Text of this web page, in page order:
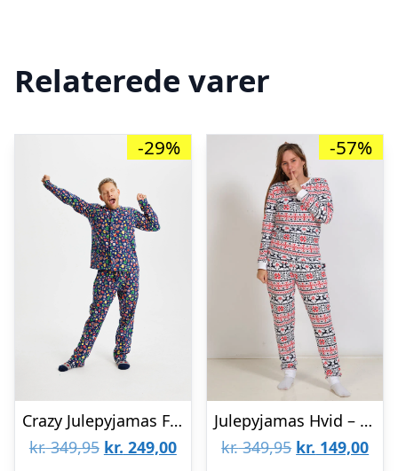
Relaterede varer
-29%
Crazy Julepyjamas Flannel Navy – herre / mænd.
kr.349,95 Den
kr. 249,00Den
-57%
Julepyjamas Hvid – dame / kvinder.
kr.349,95 Den
kr. 149,00Den